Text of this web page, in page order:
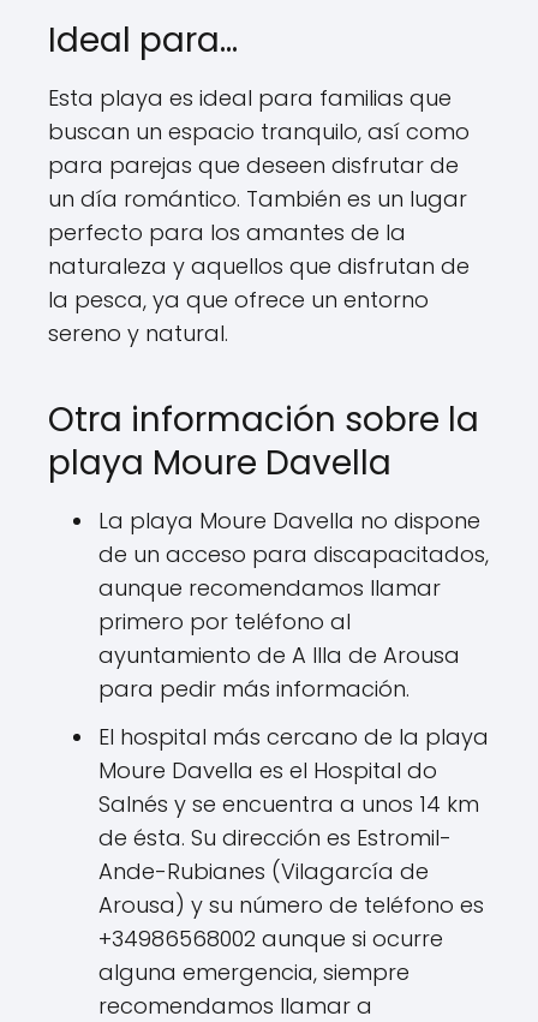
Ideal para…
Esta playa es ideal para familias que
buscan un espacio tranquilo, así como
para parejas que deseen disfrutar de
un día romántico. También es un lugar
perfecto para los amantes de la
naturaleza y aquellos que disfrutan de
la pesca, ya que ofrece un entorno
sereno y natural.
Otra información sobre la
playa Moure Davella
La playa Moure Davella no dispone
de un acceso para discapacitados,
aunque recomendamos llamar
primero por teléfono al
ayuntamiento de A Illa de Arousa
para pedir más información.
El hospital más cercano de la playa
Moure Davella es el Hospital do
Salnés y se encuentra a unos 14 km
de ésta. Su dirección es Estromil-
Ande-Rubianes (Vilagarcía de
Arousa) y su número de teléfono es
+34986568002 aunque si ocurre
alguna emergencia, siempre
recomendamos llamar a